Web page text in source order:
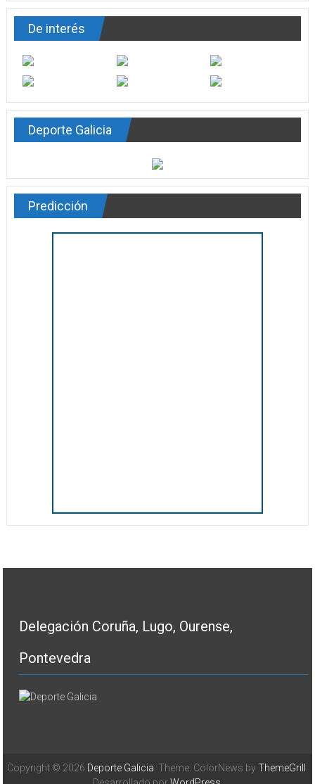
De interés
Deporte Galicia
Predicción
Delegación Coruña, Lugo, Ourense,
Pontevedra
Copyright © 2026 Deporte Galicia . Theme: ColorNews byThemeGrill